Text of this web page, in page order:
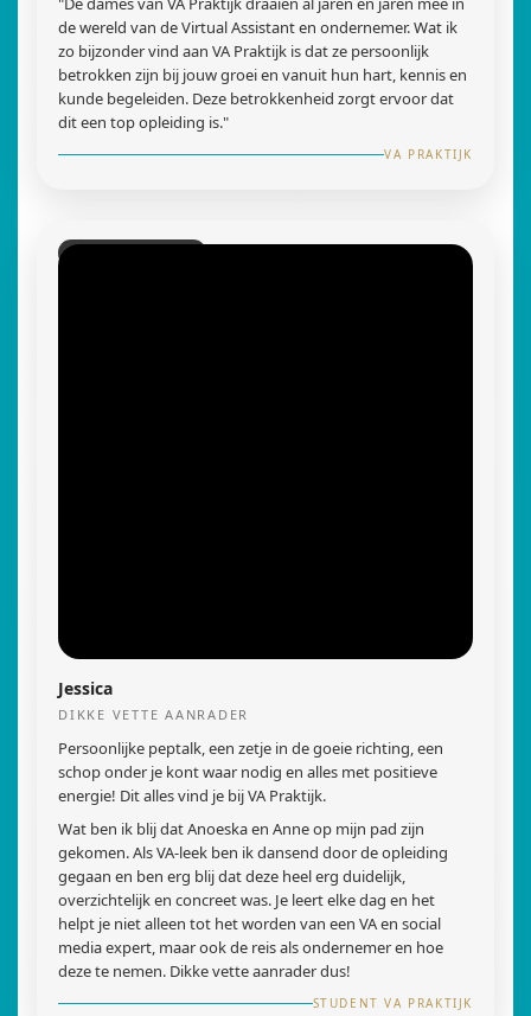
de wereld van de Virtual Assistant en ondernemer. Wat ik
zo bijzonder vind aan VA Praktijk is dat ze persoonlijk
betrokken zijn bij jouw groei en vanuit hun hart, kennis en
kunde begeleiden. Deze betrokkenheid zorgt ervoor dat
dit een top opleiding is."
VA PRAKTIJK
VA COMBI EXPERT
Jessica
DIKKE VETTE AANRADER
Persoonlijke peptalk, een zetje in de goeie richting, een
schop onder je kont waar nodig en alles met positieve
energie! Dit alles vind je bij VA Praktijk.
Wat ben ik blij dat Anoeska en Anne op mijn pad zijn
gekomen. Als VA-leek ben ik dansend door de opleiding
gegaan en ben erg blij dat deze heel erg duidelijk,
overzichtelijk en concreet was. Je leert elke dag en het
helpt je niet alleen tot het worden van een VA en social
media expert, maar ook de reis als ondernemer en hoe
deze te nemen. Dikke vette aanrader dus!
STUDENT VA PRAKTIJK